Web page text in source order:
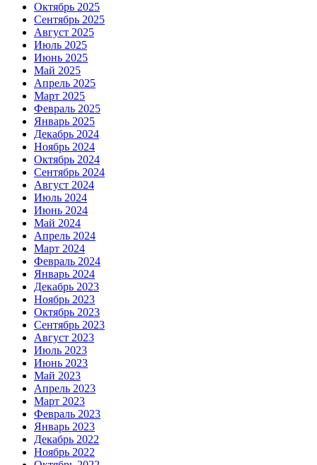
Октябрь 2025
Сентябрь 2025
Август 2025
Июль 2025
Июнь 2025
Май 2025
Апрель 2025
Март 2025
Февраль 2025
Январь 2025
Декабрь 2024
Ноябрь 2024
Октябрь 2024
Сентябрь 2024
Август 2024
Июль 2024
Июнь 2024
Май 2024
Апрель 2024
Март 2024
Февраль 2024
Январь 2024
Декабрь 2023
Ноябрь 2023
Октябрь 2023
Сентябрь 2023
Август 2023
Июль 2023
Июнь 2023
Май 2023
Апрель 2023
Март 2023
Февраль 2023
Январь 2023
Декабрь 2022
Ноябрь 2022